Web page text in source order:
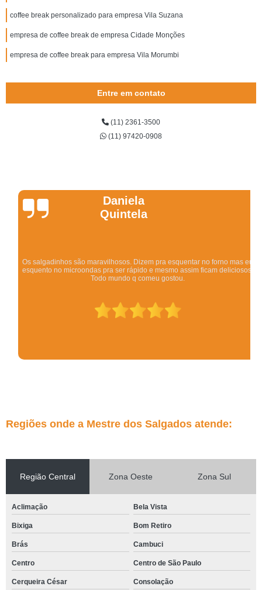
coffee break personalizado para empresa Vila Suzana
empresa de coffee break de empresa Cidade Monções
empresa de coffee break para empresa Vila Morumbi
Entre em contato
(11) 2361-3500
(11) 97420-0908
Daniela
Quintela
Os salgadinhos são maravilhosos. Dizem pra esquentar no forno mas eu
esquento no microondas pra ser rápido e mesmo assim ficam deliciosos.
Todo mundo q comeu gostou.
Regiões onde a Mestre dos Salgados atende:
Região Central Zona Oeste Zona Sul
Aclimação Bela Vista
Bixiga Bom Retiro
Brás Cambuci
Centro Centro de São Paulo
Cerqueira César Consolação